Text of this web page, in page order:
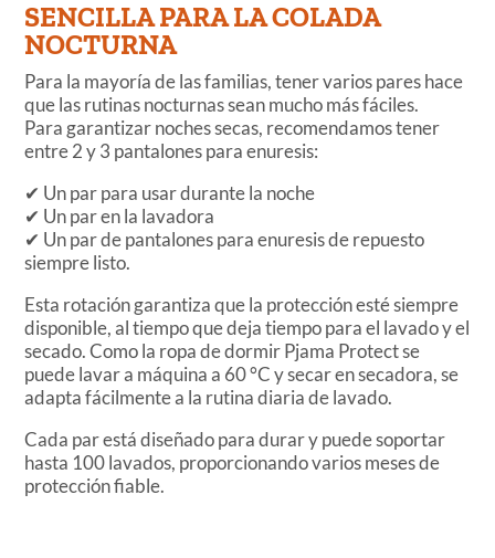
SENCILLA PARA LA COLADA
NOCTURNA
Para la mayoría de las familias, tener varios pares hace
que las rutinas nocturnas sean mucho más fáciles.
Para garantizar noches secas, recomendamos tener
entre 2 y 3 pantalones para enuresis:
✔ Un par para usar durante la noche
✔ Un par en la lavadora
✔ Un par de pantalones para enuresis de repuesto
siempre listo.
Esta rotación garantiza que la protección esté siempre
disponible, al tiempo que deja tiempo para el lavado y el
secado. Como la ropa de dormir Pjama Protect se
puede lavar a máquina a 60 °C y secar en secadora, se
adapta fácilmente a la rutina diaria de lavado.
Cada par está diseñado para durar y puede soportar
hasta 100 lavados, proporcionando varios meses de
protección fiable.